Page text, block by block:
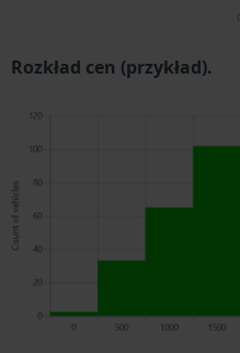
Rozkład cen (przykład).